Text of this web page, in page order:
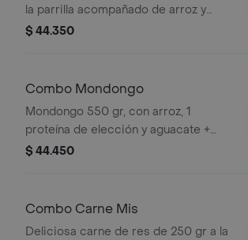
la parrilla acompañado de arroz y
aguacate. + cocacola
$ 44.350
Combo Mondongo
Mondongo 550 gr, con arroz, 1
proteína de elección y aguacate +
coca-cola
$ 44.450
Combo Carne Mis
Deliciosa carne de res de 250 gr a la